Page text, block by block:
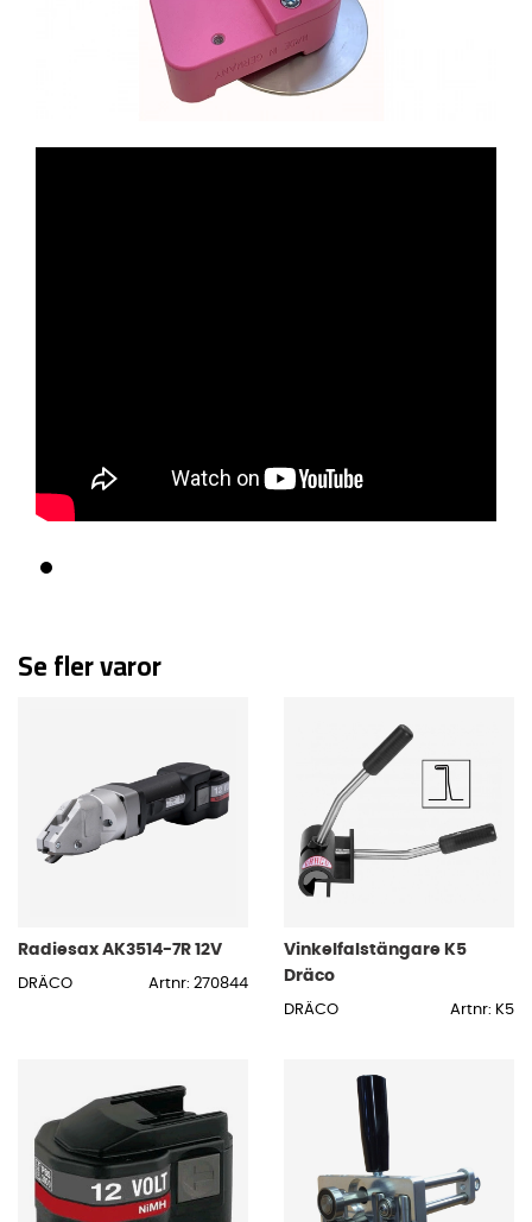
Se fler varor
Radiesax AK3514-7R 12V
DRÄCO Artnr: 270844
Vinkelfalstängare K5
Dräco
DRÄCO Artnr: K5